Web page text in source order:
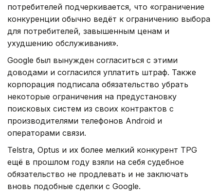
потребителей подчеркивается, что «ограничение
конкуренции обычно ведёт к ограничению выбора
для потребителей, завышенным ценам и
ухудшению обслуживания».
Google был вынужден согласиться с этими
доводами и согласился уплатить штраф. Также
корпорация подписала обязательство убрать
некоторые ограничения на предустановку
поисковых систем из своих контрактов с
производителями телефонов Android и
операторами связи.
Telstra, Optus и их более мелкий конкурент TPG
ещё в прошлом году взяли на себя судебное
обязательство не продлевать и не заключать
вновь подобные сделки с Google.